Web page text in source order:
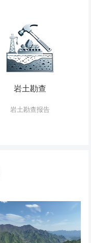
岩土勘查
岩土勘查报告